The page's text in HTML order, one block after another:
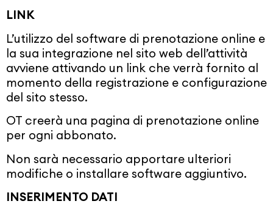
LINK
L’utilizzo del software di prenotazione online e
la sua integrazione nel sito web dell’attività
avviene attivando un link che verrà fornito al
momento della registrazione e configurazione
del sito stesso.
OT creerà una pagina di prenotazione online
per ogni abbonato.
Non sarà necessario apportare ulteriori
modifiche o installare software aggiuntivo.
INSERIMENTO DATI